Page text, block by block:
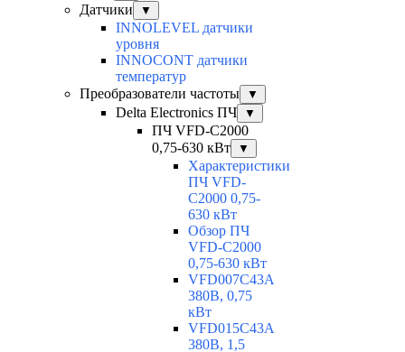
Датчики ▼
INNOLEVEL датчики
уровня
INNOCONT датчики
температур
Преобразователи частоты
▼
Delta Electronics ПЧ ▼
ПЧ VFD-C2000
0,75-630 кВт
▼
Характеристики
ПЧ VFD-
C2000 0,75-
630 кВт
Обзор ПЧ
VFD-C2000
0,75-630 кВт
VFD007C43A
380В, 0,75
кВт
VFD015C43A
380В, 1,5